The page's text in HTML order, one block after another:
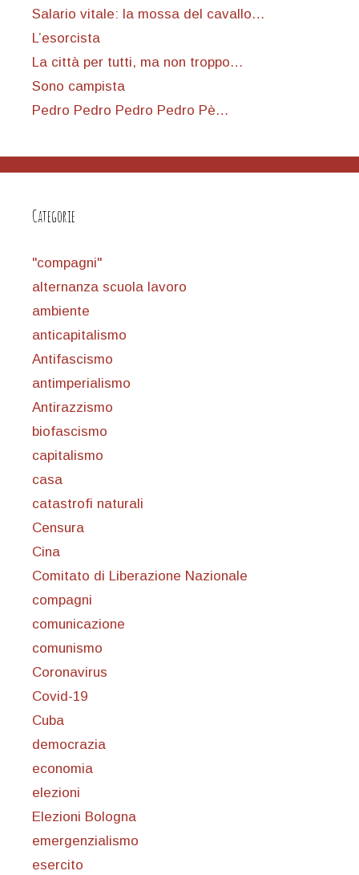
Salario vitale: la mossa del cavallo…
L’esorcista
La città per tutti, ma non troppo…
Sono campista
Pedro Pedro Pedro Pedro Pè…
Categorie
"compagni"
alternanza scuola lavoro
ambiente
anticapitalismo
Antifascismo
antimperialismo
Antirazzismo
biofascismo
capitalismo
casa
catastrofi naturali
Censura
Cina
Comitato di Liberazione Nazionale
compagni
comunicazione
comunismo
Coronavirus
Covid-19
Cuba
democrazia
economia
elezioni
Elezioni Bologna
emergenzialismo
esercito